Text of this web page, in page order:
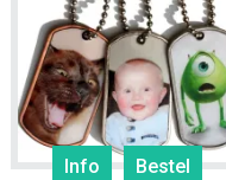
Info Bestel